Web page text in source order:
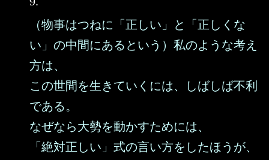
（物事はつねに「正しい」と「正しくな
い」の中間にあるという）私のような考え
方は、
この世間を生きていくには、しばしば不利
である。
なぜなら大勢を動かすためには、
「絶対正しい」式の言い方をしたほうが、